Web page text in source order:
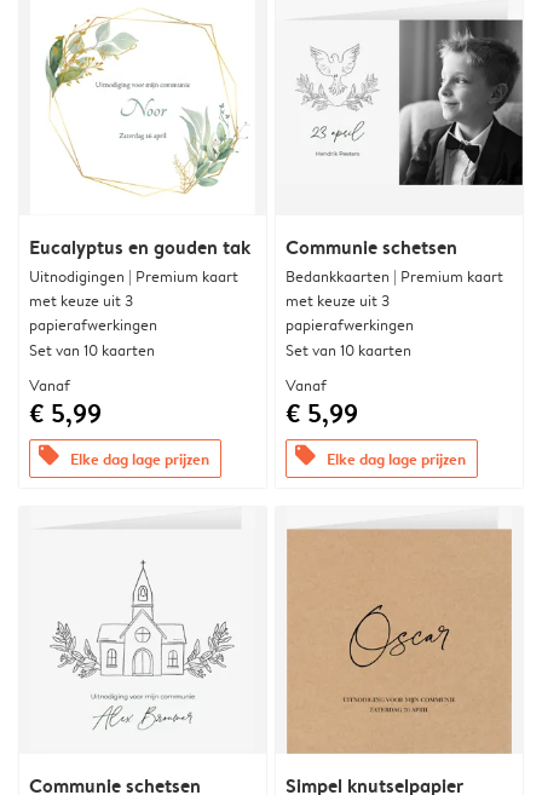
Eucalyptus en gouden tak
Uitnodigingen | Premium kaart
met keuze uit 3
papierafwerkingen
Set van 10 kaarten
Vanaf
€ 5,99
offers Elke dag lage prijzen
Communie schetsen
Bedankkaarten | Premium kaart
met keuze uit 3
papierafwerkingen
Set van 10 kaarten
Vanaf
€ 5,99
offers Elke dag lage prijzen
Communie schetsen Simpel knutselpapier